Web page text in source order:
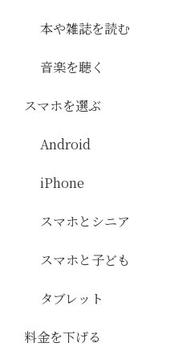
本や雑誌を読む
音楽を聴く
スマホを選ぶ
Android
iPhone
スマホとシニア
スマホと子ども
タブレット
料金を下げる